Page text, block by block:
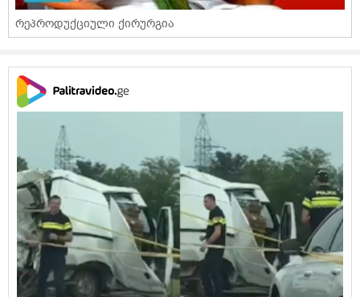
რეპროდუქციული ქირურგია